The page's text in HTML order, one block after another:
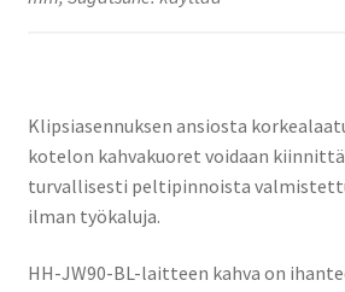
Klipsiasennuksen ansiosta
kotelon kahvakuoret voidaan
turvallisesti peltipinnoista
ilman työkaluja.
HH-JW90-BL-laitteen kahva on